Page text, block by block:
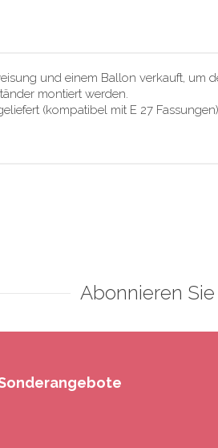
und einem Ballon verkauft, um
montiert werden.
(kompatibel mit E 27 Fassungen)
Abonnieren